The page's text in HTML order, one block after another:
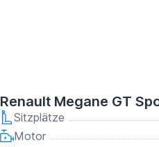
Renault Megane GT
Sitzplätze
Motor